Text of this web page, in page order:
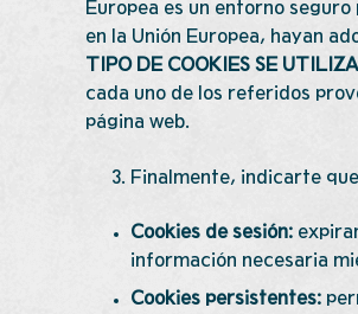
Europea es un entorno
en la Unión Europea, hayan
TIPO DE COOKIES SE
cada uno de los referidos
página web.
Finalmente, indicarte
Cookies de sesión:
información necesaria
Cookies persistentes: